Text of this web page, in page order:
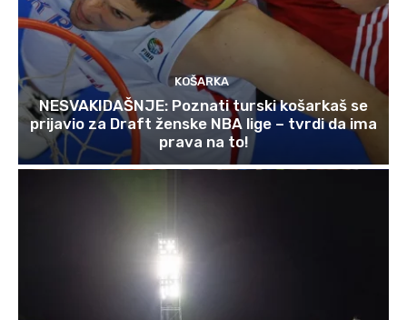
KOŠARKA
NESVAKIDAŠNJE: Poznati turski košarkaš se
prijavio za Draft ženske NBA lige – tvrdi da ima
prava na to!